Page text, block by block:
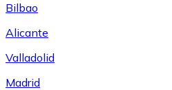
Bilbao
Alicante
Valladolid
Madrid